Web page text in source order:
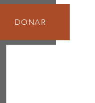
DONAR